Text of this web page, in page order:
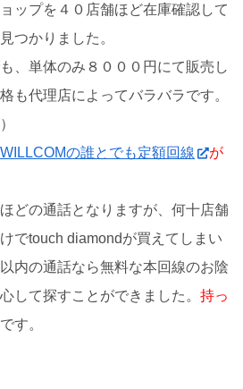
ップを４０店舗ほど在庫確認して
つかりました。
、単体のみ８０００円にて販売し
も代理店によってバラバラです。
WILLCOMの誰とでも定額回線
が
どの通話となりますが、何十店舗
でtouch diamondが買えてしまい
内の通話なら無料な本回線のお陰
して探すことができました。 持っ
です。